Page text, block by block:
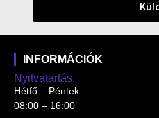
INFORMÁCIÓK
Nyitvatartás:
Hétfő – Péntek
08:00 – 16:00